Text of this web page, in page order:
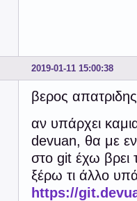
2019-01-11 15:00:38
βερος
αν υπάρχει
devuan, θα με
στο git έχω
ξέρω τι άλλο
https://